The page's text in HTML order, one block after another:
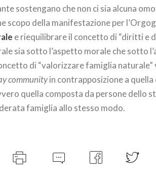
sostengano che non ci sia alcuna
scopo della manifestazione per
e riequilibrare il concetto di “diritti e
sia sotto l’aspetto morale che sotto
di “valorizzare famiglia
communityin contrapposizione a quella
quella composta da persone dello
famiglia allo stesso modo.